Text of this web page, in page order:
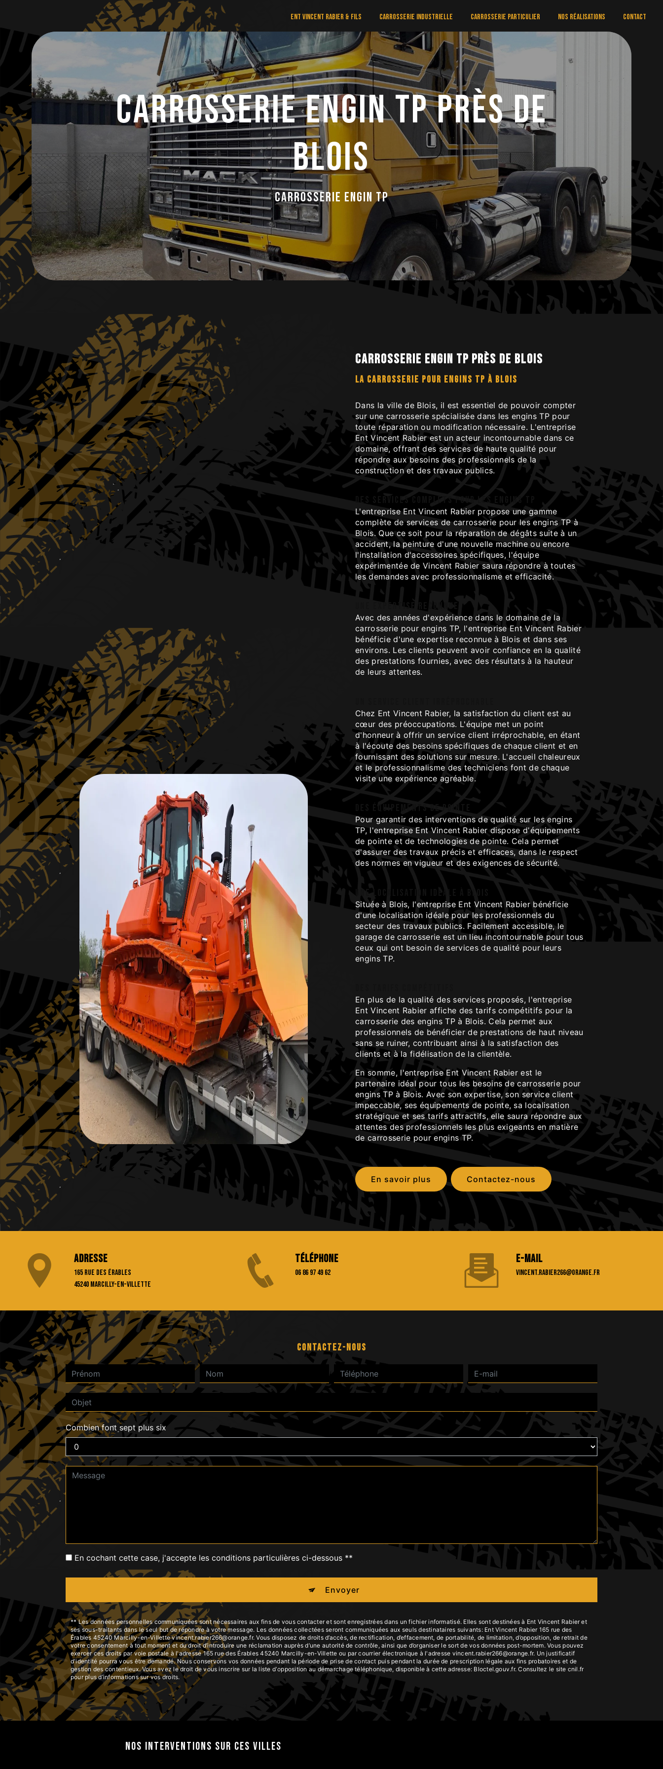
Ent Vincent Rabier & Fils Carrosserie industrielle Carrosserie particulier Nos réalisations Contact
Carrosserie engin tp près de
Blois
Carrosserie engin tp
Carrosserie engin tp près de Blois
LA CARROSSERIE POUR ENGINS TP À BLOIS
Dans la ville de Blois, il est essentiel de pouvoir compter
sur une carrosserie spécialisée dans les engins TP pour
toute réparation ou modification nécessaire. L'entreprise
Ent Vincent Rabier est un acteur incontournable dans ce
domaine, offrant des services de haute qualité pour
répondre aux besoins des professionnels de la
construction et des travaux publics.
L'entreprise Ent Vincent Rabier propose une gamme
complète de services de carrosserie pour les engins TP à
Blois. Que ce soit pour la réparation de dégâts suite à un
accident, la peinture d'une nouvelle machine ou encore
l'installation d'accessoires spécifiques, l'équipe
expérimentée de Vincent Rabier saura répondre à toutes
les demandes avec professionnalisme et efficacité.
Avec des années d'expérience dans le domaine de la
carrosserie pour engins TP, l'entreprise Ent Vincent Rabier
bénéficie d'une expertise reconnue à Blois et dans ses
environs. Les clients peuvent avoir confiance en la qualité
des prestations fournies, avec des résultats à la hauteur
de leurs attentes.
Chez Ent Vincent Rabier, la satisfaction du client est au
cœur des préoccupations. L'équipe met un point
d'honneur à offrir un service client irréprochable, en étant
à l'écoute des besoins spécifiques de chaque client et en
fournissant des solutions sur mesure. L'accueil chaleureux
et le professionnalisme des techniciens font de chaque
visite une expérience agréable.
Pour garantir des interventions de qualité sur les engins
TP, l'entreprise Ent Vincent Rabier dispose d'équipements
de pointe et de technologies de pointe. Cela permet
d'assurer des travaux précis et efficaces, dans le respect
des normes en vigueur et des exigences de sécurité.
Située à Blois, l'entreprise Ent Vincent Rabier bénéficie
d'une localisation idéale pour les professionnels du
secteur des travaux publics. Facilement accessible, le
garage de carrosserie est un lieu incontournable pour tous
ceux qui ont besoin de services de qualité pour leurs
engins TP.
En plus de la qualité des services proposés, l'entreprise
Ent Vincent Rabier affiche des tarifs compétitifs pour la
carrosserie des engins TP à Blois. Cela permet aux
professionnels de bénéficier de prestations de haut niveau
sans se ruiner, contribuant ainsi à la satisfaction des
clients et à la fidélisation de la clientèle.
En somme, l'entreprise Ent Vincent Rabier est le
partenaire idéal pour tous les besoins de carrosserie pour
engins TP à Blois. Avec son expertise, son service client
impeccable, ses équipements de pointe, sa localisation
stratégique et ses tarifs attractifs, elle saura répondre aux
attentes des professionnels les plus exigeants en matière
de carrosserie pour engins TP.
En savoir plus Contactez-nous
Adresse
165 rue des Érables
45240 Marcilly-en-Villette
Téléphone
06 86 97 49 62
E-mail
vincent.rabier266@orange.fr
CONTACTEZ-NOUS
Combien font sept plus six
En cochant cette case, j'accepte les conditions particulières ci-dessous **
Envoyer
** Les données personnelles communiquées sont nécessaires aux fins de vous contacter et sont enregistrées dans un fichier informatisé. Elles sont destinées à Ent Vincent Rabier et
ses sous-traitants dans le seul but de répondre à votre message. Les données collectées seront communiquées aux seuls destinataires suivants: Ent Vincent Rabier 165 rue des
Érables 45240 Marcilly-en-Villette vincent.rabier266@orange.fr. Vous disposez de droits d’accès, de rectification, d’effacement, de portabilité, de limitation, d’opposition, de retrait de
votre consentement à tout moment et du droit d’introduire une réclamation auprès d’une autorité de contrôle, ainsi que d’organiser le sort de vos données post-mortem. Vous pouvez
exercer ces droits par voie postale à l'adresse 165 rue des Érables 45240 Marcilly-en-Villette ou par courrier électronique à l'adresse vincent.rabier266@orange.fr. Un justificatif
d'identité pourra vous être demandé. Nous conservons vos données pendant la période de prise de contact puis pendant la durée de prescription légale aux fins probatoires et de
gestion des contentieux. Vous avez le droit de vous inscrire sur la liste d'opposition au démarchage téléphonique, disponible à cette adresse: Bloctel.gouv.fr. Consultez le site cnil.fr
pour plus d’informations sur vos droits.
Nos interventions sur ces villes
Panneau de gestion des cookies